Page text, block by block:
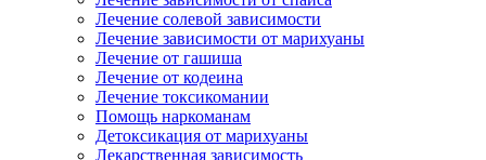
Лечение солевой зависимости
Лечение зависимости от марихуаны
Лечение от гашиша
Лечение от кодеина
Лечение токсикомании
Помощь наркоманам
Детоксикация от марихуаны
Лекарственная зависимость